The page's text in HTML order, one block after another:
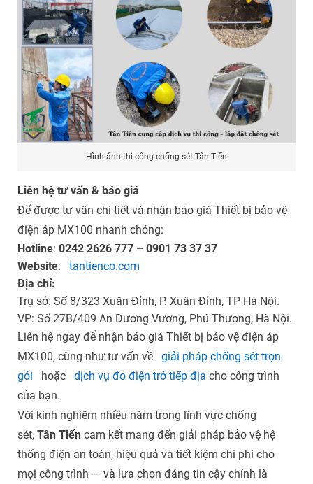
Hình ảnh thi công chống sét Tân Tiến
Liên hệ tư vấn & báo giá
Để được tư vấn chi tiết và nhận báo giá Thiết bị bảo vệ
điện áp MX100 nhanh chóng:
Hotline: 0242 2626 777 – 0901 73 37 37
Website:
tantienco.com
Địa chỉ:
Trụ sở: Số 8/323 Xuân Đỉnh, P. Xuân Đỉnh, TP Hà Nội.
VP: Số 27B/409 An Dương Vương, Phú Thượng, Hà Nội.
Liên hệ ngay để nhận báo giá Thiết bị bảo vệ điện áp
MX100, cũng như tư vấn về
giải pháp chống sét trọn
gói
hoặc dịch vụ đo điện trở tiếp địa cho công trình
của bạn.
Với kinh nghiệm nhiều năm trong lĩnh vực chống
sét, Tân Tiến cam kết mang đến giải pháp bảo vệ hệ
thống điện an toàn, hiệu quả và tiết kiệm chi phí cho
mọi công trình — và lựa chọn đáng tin cậy chính là